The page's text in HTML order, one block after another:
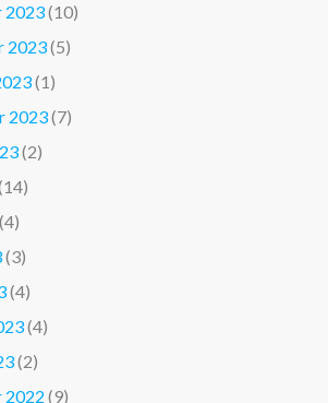
2023(10)
2023(5)
(1)
2023(7)
(2)
(4)
(3)
(4)
(4)
(2)
2022 (9)